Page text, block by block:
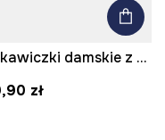
Rękawiczki damskie z dzianiny kolor czarny
zł